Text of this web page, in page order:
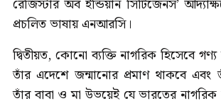
রেজিস্টার অব ইন্ডিয়ান সিটিজেনস’
প্রচলিত ভাষায় এনআরসি।
দ্বিতীয়ত, কোনো ব্যক্তি নাগরিক হিসেবে
তাঁর এদেশে জন্মানোর প্রমাণ থাকবে এবং
তাঁর বাবা ও মা উভয়েই যে ভারতের নাগরিক